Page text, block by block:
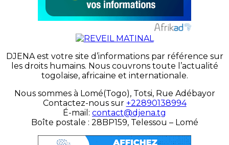
DJENA est votre site d’informations par référence sur
les droits humains. Nous couvrons toute l’actualité
togolaise, africaine et internationale.
Nous sommes à Lomé(Togo), Totsi, Rue Adébayor
Contactez-nous sur +22890138994
É-mail: contact@djena.tg
Boîte postale : 28BP159, Telessou – Lomé